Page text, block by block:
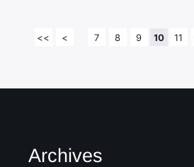
<< < 7 8 9 10 11
Archives